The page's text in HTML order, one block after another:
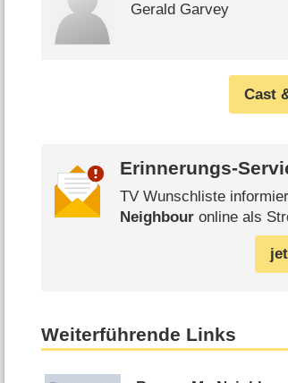
Gerald Garvey
Cast
Erinnerungs-
TV Wunschliste
Neighbouronline als
Weiterführende Links